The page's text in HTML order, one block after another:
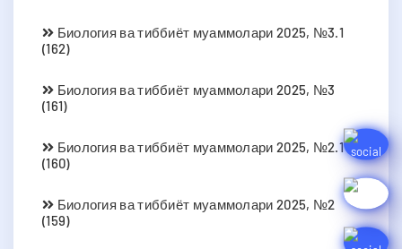
Биология ва тиббиёт муаммолари 2025, №3.1
(162)
Биология ва тиббиёт муаммолари 2025, №3
(161)
Биология ва тиббиёт муаммолари 2025, №2.1
(160)
Биология ва тиббиёт муаммолари 2025, №2
(159)